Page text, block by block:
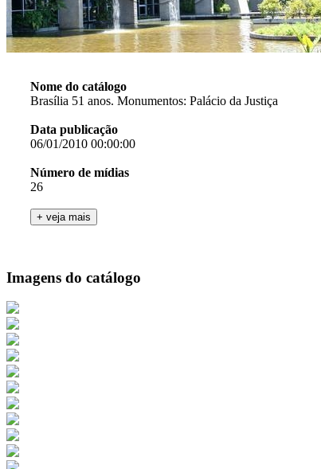
Nome do catálogo
Brasília 51 anos. Monumentos: Palácio da Justiça
Data publicação
06/01/2010 00:00:00
Número de mídias
26
Imagens do catálogo